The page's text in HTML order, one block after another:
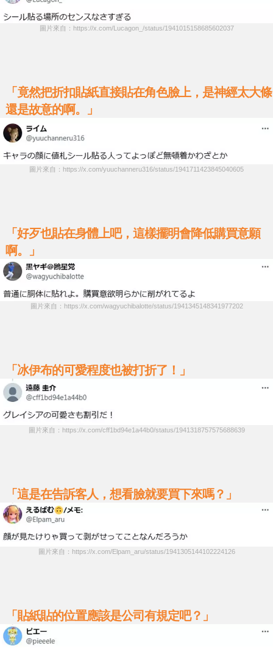
圖片來自：https://x.com/Lucagon_/status/1941015158685602037
「竟然把折扣貼紙直接貼在角色臉上，是神經太大條
還是故意的啊。」
圖片來自：https://x.com/yuuchanneru316/status/1941711423845040605
「好歹也貼在身體上吧，這樣擺明會降低購買意願
啊。」
圖片來自：https://x.com/wagyuchibalotte/status/1941345148341977202
「冰伊布的可愛程度也被打折了！」
圖片來自：https://x.com/cff1bd94e1a44b0/status/1941318757575688639
「這是在告訴客人，想看臉就要買下來嗎？」
圖片來自：https://x.com/Elpam_aru/status/1941305144102224126
「貼紙貼的位置應該是公司有規定吧？」